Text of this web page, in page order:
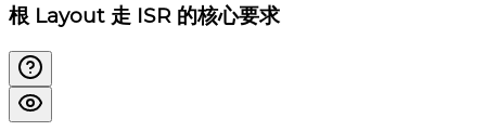
根 Layout 走 ISR 的核心要求